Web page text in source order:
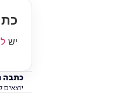
יש
כתבה